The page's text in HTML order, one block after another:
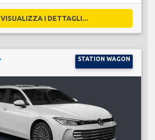
VISUALIZZA I DETTAGLI...
STATION WAGON